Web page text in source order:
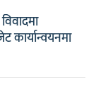
कार्यान्वयनमा